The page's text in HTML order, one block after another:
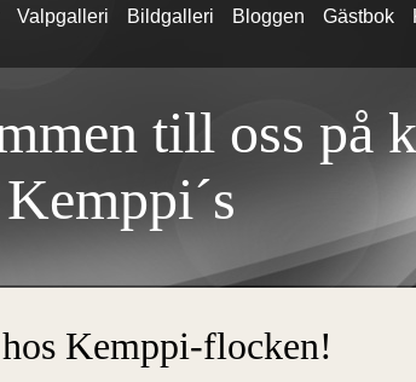
Valpgalleri Bildgalleri Bloggen Gästbok
till oss på
Kemppi´s
Kemppi-flocken!